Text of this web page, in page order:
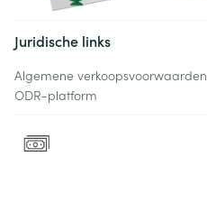
Juridische links
Algemene verkoopsvoorwaarden
ODR-platform